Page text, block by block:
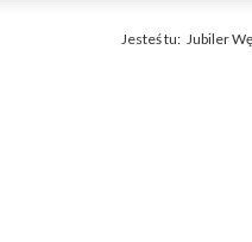
Jesteś tu: Jubiler